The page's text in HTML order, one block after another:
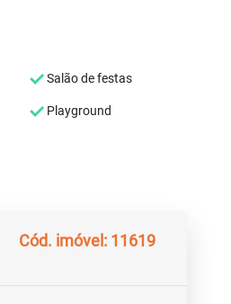
Salão de festas
Playground
Cód. imóvel: 11619